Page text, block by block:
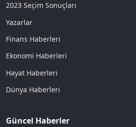
2023 Seçim Sonuçları
Yazarlar
Finans Haberleri
Ekonomi Haberleri
Hayat Haberleri
Dünya Haberleri
Güncel Haberler